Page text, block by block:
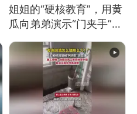
姐姐的“硬核教育”，用黄
瓜向弟弟演示“门夹手”，
网友：果然言传不如身
教！